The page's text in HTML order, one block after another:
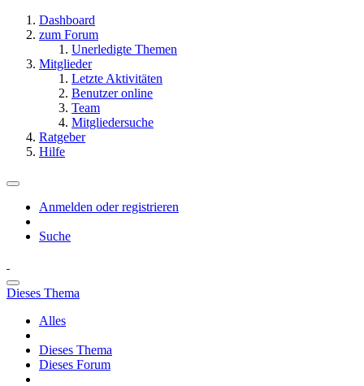
Dashboard
zum Forum
Unerledigte Themen
Mitglieder
Letzte Aktivitäten
Benutzer online
Team
Mitgliedersuche
Ratgeber
Hilfe
Anmelden oder registrieren
Suche
Dieses Thema
Alles
Dieses Thema
Dieses Forum